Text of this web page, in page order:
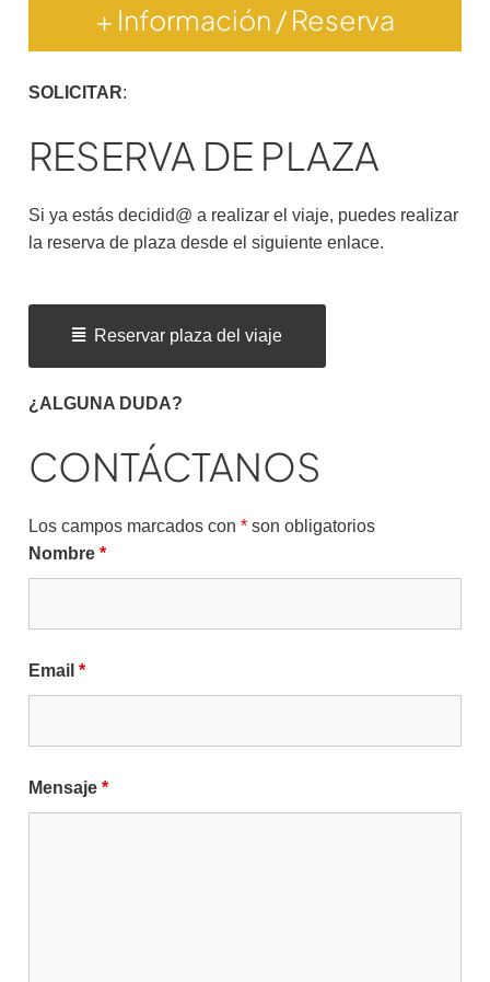
+ Información / Reserva
SOLICITAR:
RESERVA DE PLAZA
Si ya estás decidid@ a realizar el viaje, puedes realizar
la reserva de plaza desde el siguiente enlace.
Reservar plaza del viaje
¿ALGUNA DUDA?
CONTÁCTANOS
Los campos marcados con * son obligatorios
Nombre *
Email *
Mensaje *